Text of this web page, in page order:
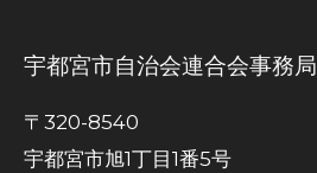
宇都宮市自治会連合会事務局
〒320-8540
宇都宮市旭1丁目1番5号